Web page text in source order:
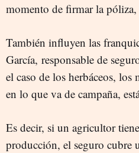
momento de firmar la póliza,
También influyen las
García, responsable de
el caso de los herbáceos, los
en lo que va de campaña,
Es decir, si un agricultor
producción, el seguro cubre